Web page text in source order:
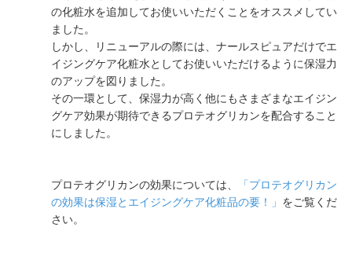
の化粧水を追加してお使いいただくことをオススメしてい
ました。
しかし、リニューアルの際には、ナールスピュアだけでエ
イジングケア化粧水としてお使いいただけるように保湿力
のアップを図りました。
その一環として、保湿力が高く他にもさまざまなエイジン
グケア効果が期待できるプロテオグリカンを配合すること
にしました。
プロテオグリカンの効果については、
「プロテオグリカン
の効果は保湿とエイジングケア化粧品の要！」 をご覧くだ
さい。